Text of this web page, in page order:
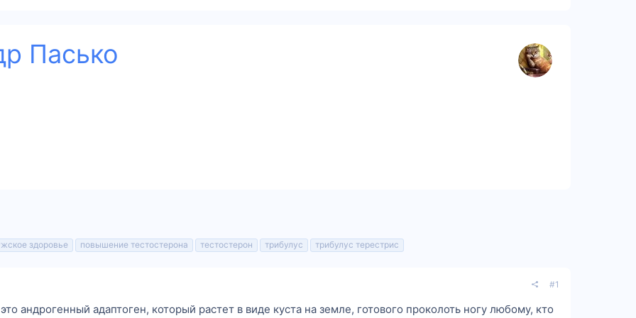
Пасько
здоровье повышение тестостерона тестостерон трибулус трибулус терестрис
#1
андрогенный адаптоген, который растет в виде куста на земле, готового проколоть ногу любому, кто